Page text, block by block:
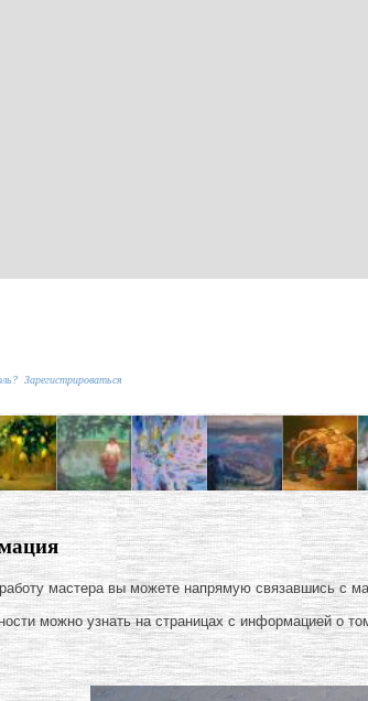
Зарегистрироваться
мастера вы можете напрямую связавшись с
можно узнать на страницах с информацией о